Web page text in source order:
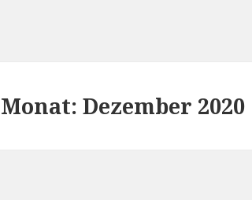
Monat:Dezember 2020